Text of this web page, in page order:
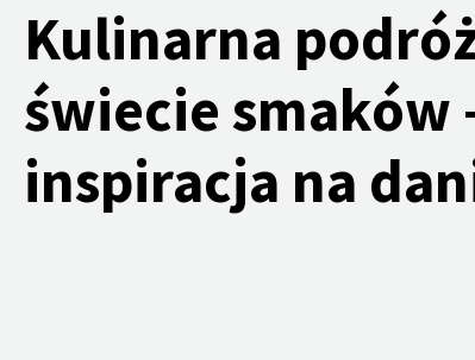
Kulinarna
świecie smaków
inspiracja na